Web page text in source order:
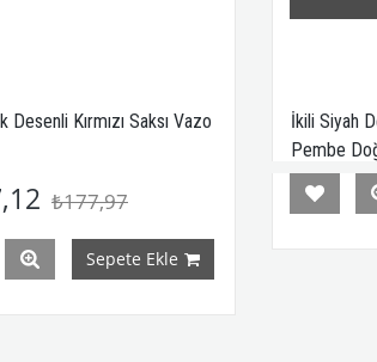
Desenli Kırmızı Saksı Vazo
₺177,97
Sepete Ekle
İkili Siyah
Pembe